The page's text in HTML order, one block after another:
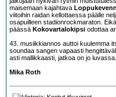
maisemaan kajahtava
viitoihin raidan kellottaessa päälle
osapuilleen stadionrockmaraton.
päässä Kokovartalokipsi odottaa
43. musiikkiannos auttoi kuulemma
soundaa sangen vapaasti
asti mallikkaasti, jatkoa on jo luvassa.
Mika Roth